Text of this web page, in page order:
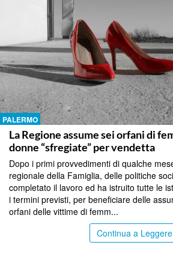
PALERMO
La Regione assume sei orfani di
donne “sfregiate” per vendetta
Dopo i primi provvedimenti di qualche
regionale della Famiglia, delle politiche
completato il lavoro ed ha istruito tutte le
i termini previsti, per beneficiare delle
orfani delle vittime di femm...
Continua a Leggere